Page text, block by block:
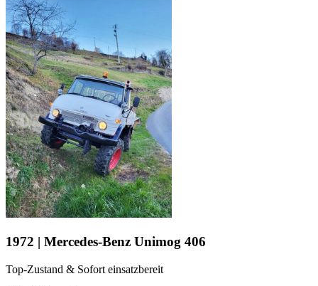
1972 | Mercedes-Benz Unimog 406
Top-Zustand & Sofort einsatzbereit